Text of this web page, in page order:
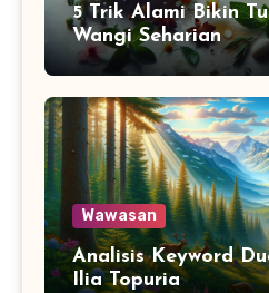
5 Trik Alami Bikin
Wangi Seharian
Wawasan
Analisis Keyword
Ilia Topuria